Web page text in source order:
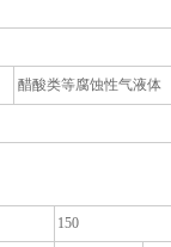
醋酸类等腐蚀性气液体
150